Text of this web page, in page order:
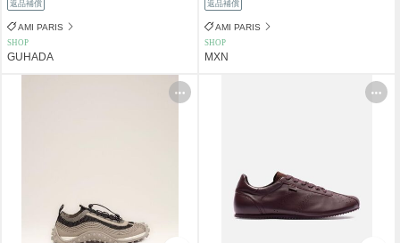
返品補償
AMI PARIS
SHOP
GUHADA
返品補償
AMI PARIS
SHOP
MXN